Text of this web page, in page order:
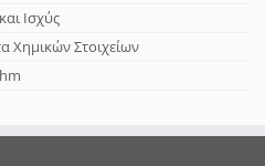
Ισχύς
Χημικών Στοιχείων